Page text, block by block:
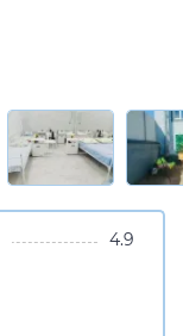
4.9